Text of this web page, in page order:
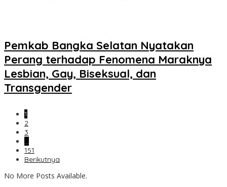
Pemkab Bangka Selatan Nyatakan
Perang terhadap Fenomena Maraknya
Lesbian, Gay, Biseksual, dan
Transgender
1
2
3
…
151
Berikutnya
No More Posts Available.